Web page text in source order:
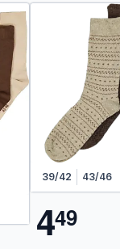
39/42 43/46
449